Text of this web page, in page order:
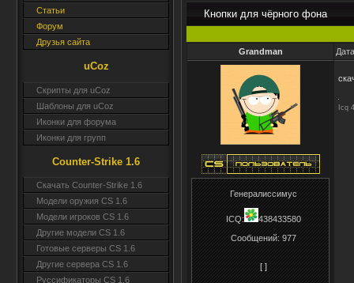
Статьи
Форум
Друзья сайта
uCoz
Скрипты для uCoz
Шаблоны для uCoz
Иконки для форума
Иконки для групп
Counter-Strike 1.6
Скачать Counter-Strike 1.6
Модели оружия CS 1.6
Модели игроков CS 1.6
Другие модели CS 1.6
Готовые серверы CS 1.6
Другие сервера CS 1.6
Руссификаторы CS 1.6
Кнопки для чёрного фона
Grandman
Генералиссимус
ICQ:
438433580
Сообщений:977
[ ]
Icq